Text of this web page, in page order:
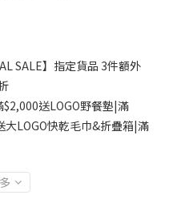
SALE】指定貨品 3件額外
送LOGO野餐墊|滿
LOGO快乾毛巾&折疊箱|滿